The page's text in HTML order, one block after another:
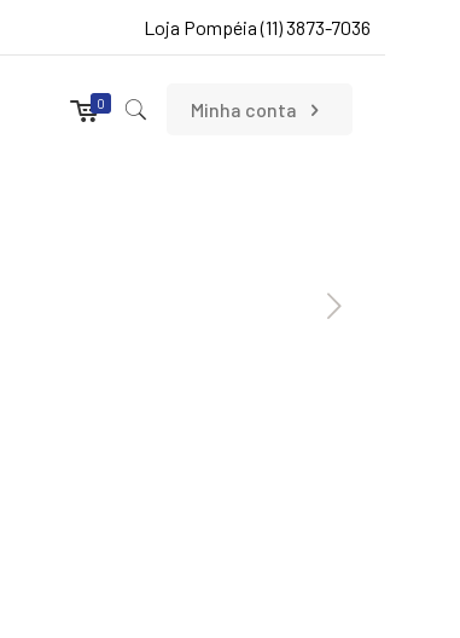
Loja Pompéia (11) 3873-7036
0 Minha conta